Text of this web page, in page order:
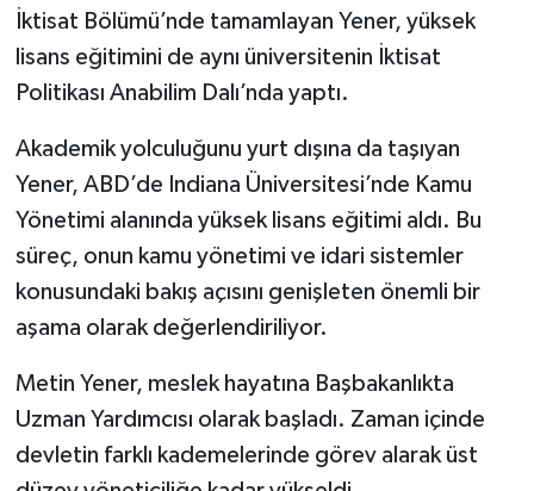
İktisat Bölümü’nde tamamlayan Yener, yüksek
lisans eğitimini de aynı üniversitenin İktisat
Politikası Anabilim Dalı’nda yaptı.
Akademik yolculuğunu yurt dışına da taşıyan
Yener, ABD’de Indiana Üniversitesi’nde Kamu
Yönetimi alanında yüksek lisans eğitimi aldı. Bu
süreç, onun kamu yönetimi ve idari sistemler
konusundaki bakış açısını genişleten önemli bir
aşama olarak değerlendiriliyor.
Metin Yener, meslek hayatına Başbakanlıkta
Uzman Yardımcısı olarak başladı. Zaman içinde
devletin farklı kademelerinde görev alarak üst